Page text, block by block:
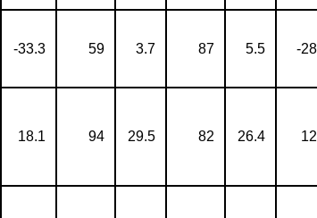
-33.3 59 3.7 87 5.5 -28
18.1 94 29.5 82 26.4 12